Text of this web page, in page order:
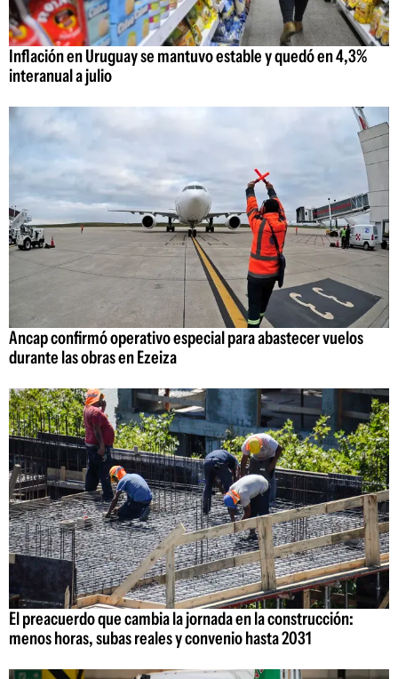
Inflación en Uruguay se mantuvo estable y quedó en 4,3%
interanual a julio
Ancap confirmó operativo especial para abastecer vuelos
durante las obras en Ezeiza
El preacuerdo que cambia la jornada en la construcción:
menos horas, subas reales y convenio hasta 2031